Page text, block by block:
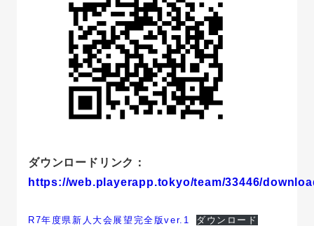
ダウンロードリンク：
https://web.playerapp.tokyo/team/33446/
R7年度県新人大会展望完全版ver.1 ダウンロード